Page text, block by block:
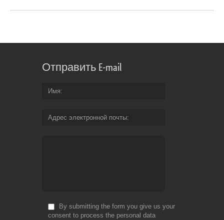
Отправить E-mail
Имя
Адрес электронной почты
By submitting the form you give us your
consent to process the personal data